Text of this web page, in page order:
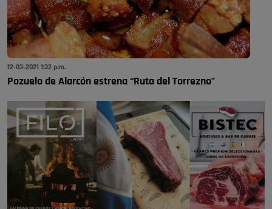
12-03-2021 1:32 p.m.
Pozuelo de Alarcón estrena “Ruta del Torrezno”